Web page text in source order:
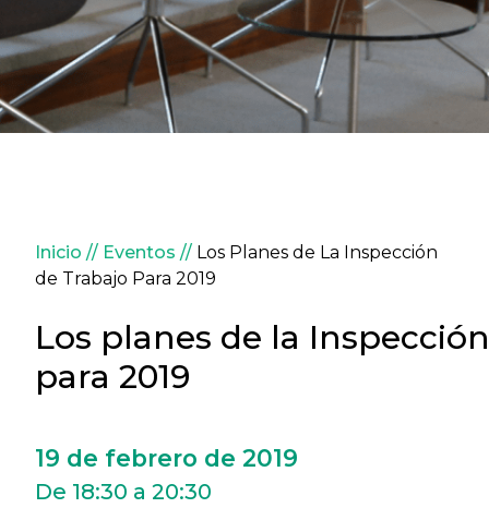
Sobrescribir enlaces de
Inicio Eventos
Los Planes de La Inspección
de Trabajo Para 2019
Los planes de la
para 2019
19 de febrero de 2019
De 18:30 a 20:30